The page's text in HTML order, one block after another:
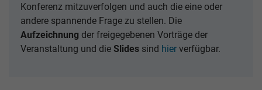
Konferenz mitzuverfolgen und auch die eine oder
andere spannende Frage zu stellen. Die
Aufzeichnung der freigegebenen Vorträge der
Veranstaltung und die Slides sind hier verfügbar.